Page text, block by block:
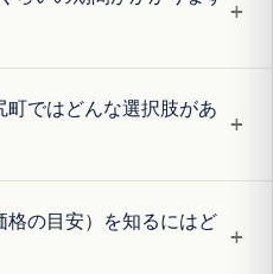
+
ではどんな選択肢があ
+
格の目安）を知るにはど
+